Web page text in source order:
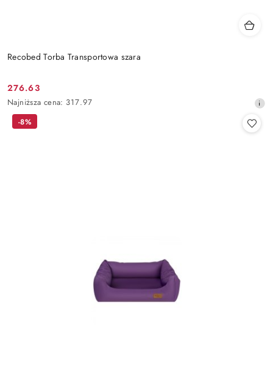
Recobed Torba Transportowa szara
Cena
promocyjna:
276.63
Najniższa
cena
Najniższa cena: 317.97
-8%